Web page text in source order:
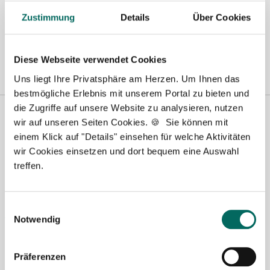
Zustimmung Details Über Cookies
Diese Webseite verwendet Cookies
Uns liegt Ihre Privatsphäre am Herzen. Um Ihnen das
bestmögliche Erlebnis mit unserem Portal zu bieten und
die Zugriffe auf unsere Website zu analysieren, nutzen
wir auf unseren Seiten Cookies. 🍪 Sie können mit
einem Klick auf "Details" einsehen für welche Aktivitäten
wir Cookies einsetzen und dort bequem eine Auswahl
treffen.
Notwendig
Präferenzen
Freiburg|Hamburg Heidelberg|Ingolstadt Karlsruhe|Kassel|
Jasmin Siebeck - Teamleitung
Lassen Sie mich Ihnen bei der Stellensuche helfen.